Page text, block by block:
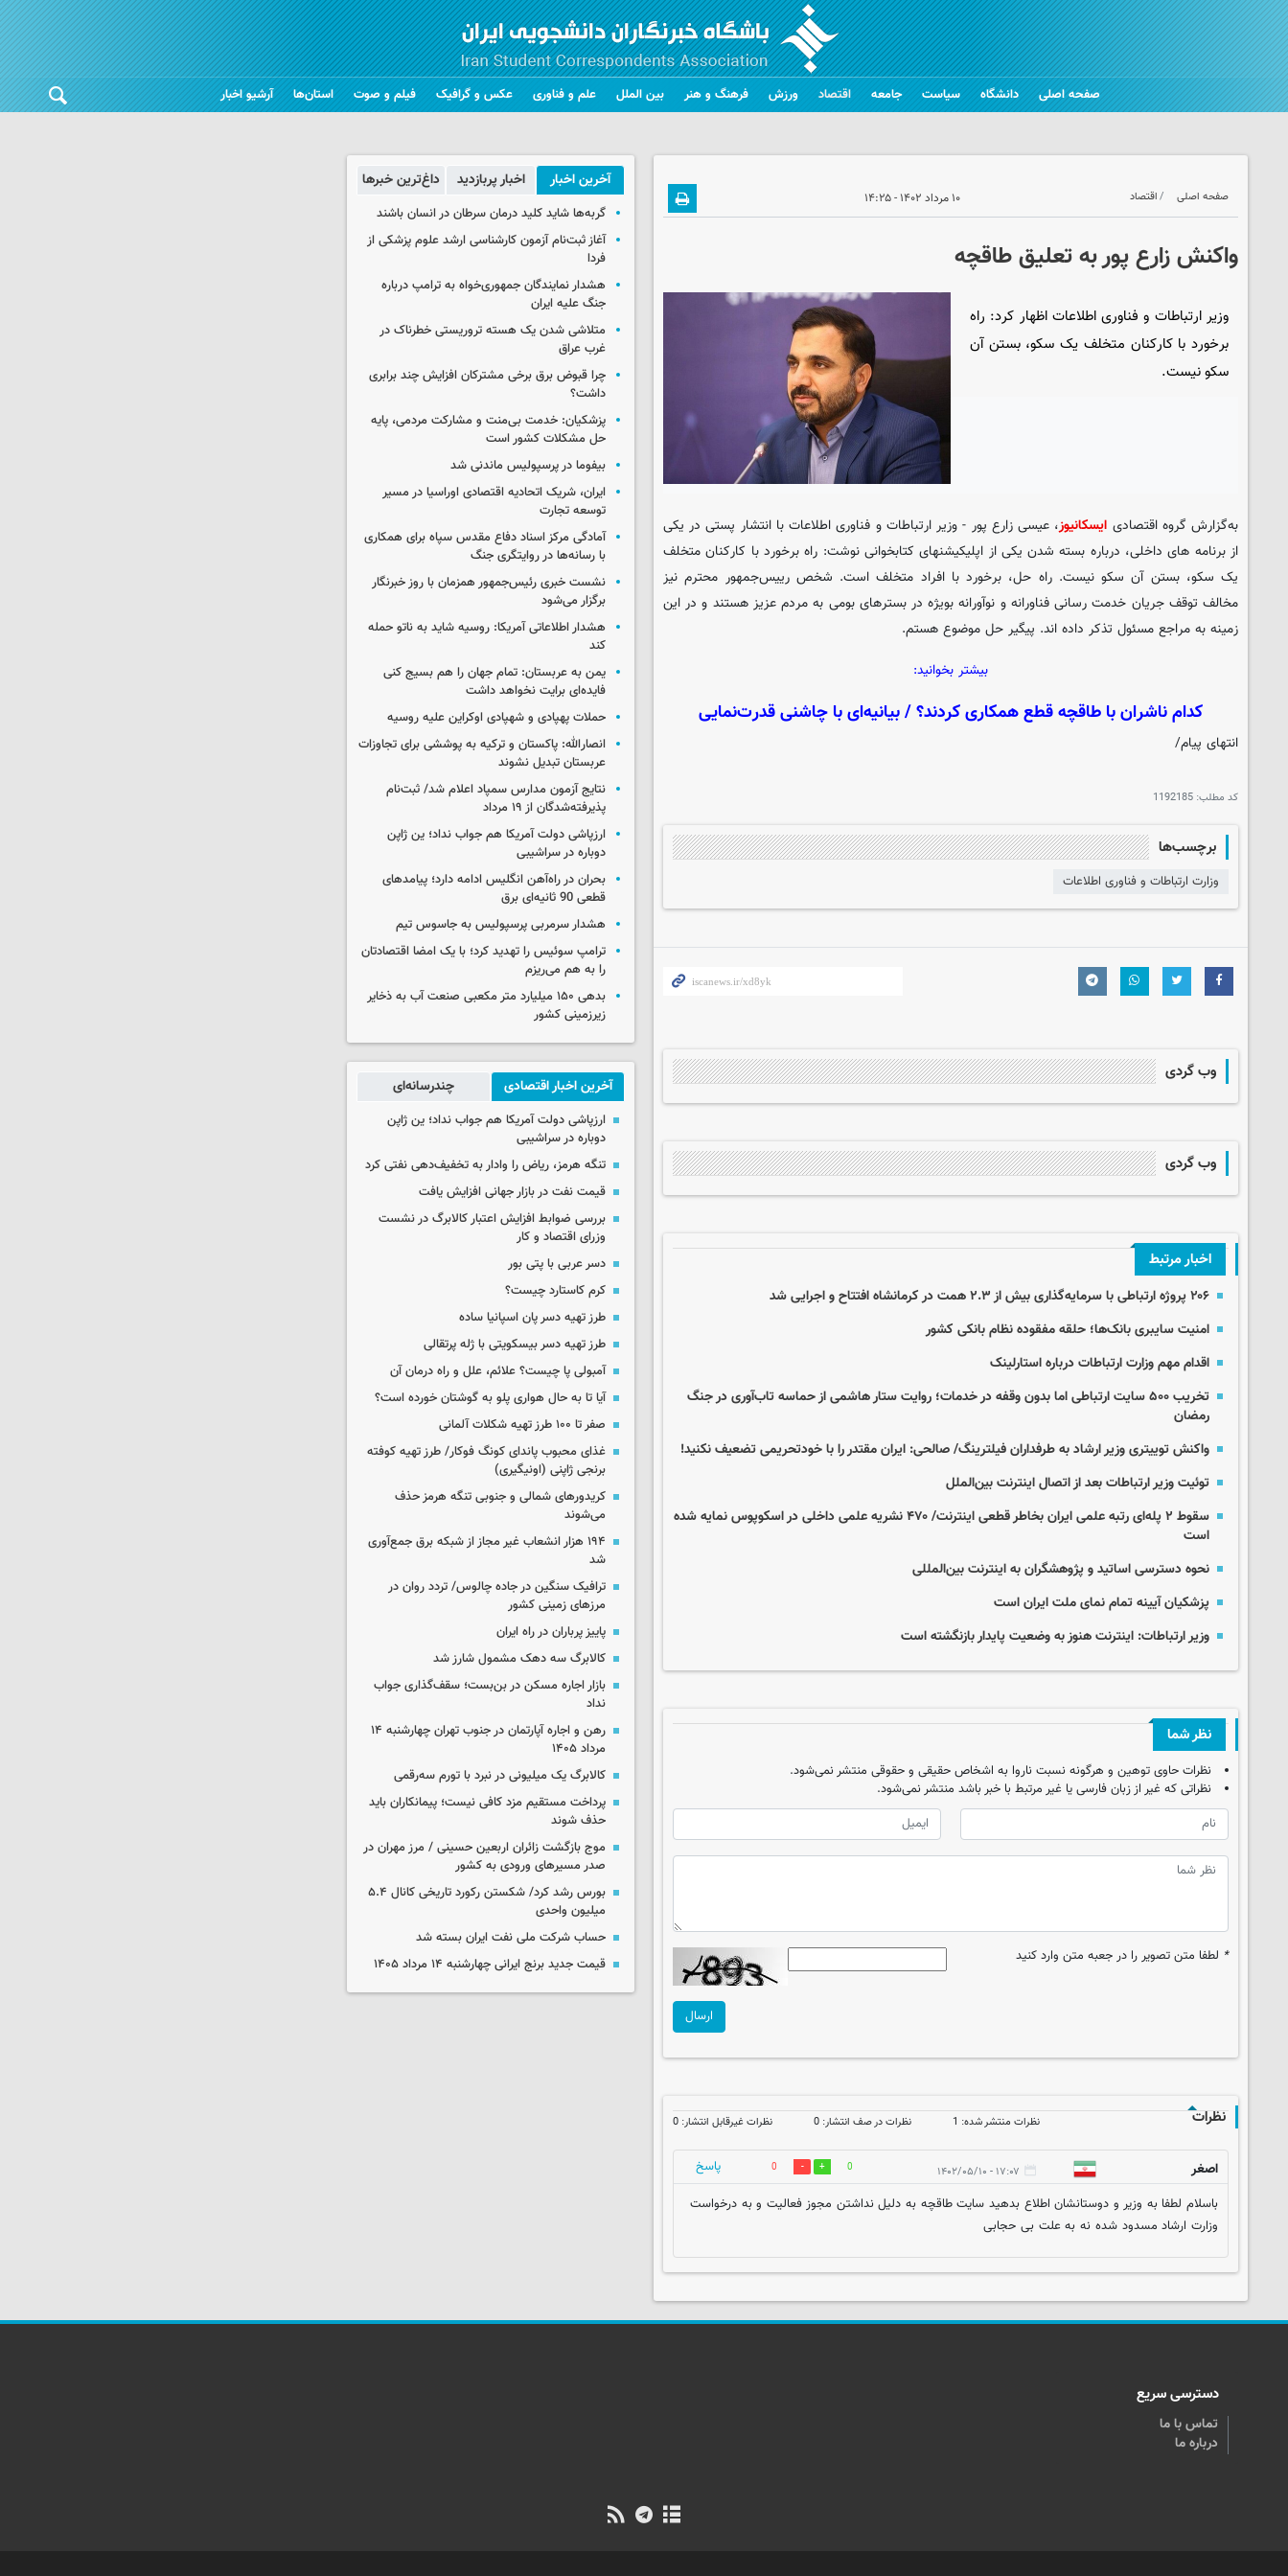
صفحه اصلی دانشگاه سیاست جامعه اقتصاد ورزش فرهنگ و هنر بین الملل علم و فناوری عکس و گرافیک فیلم و صوت استان‌ها آرشیو اخبار
صفحه اصلی اقتصاد ۱۰ مرداد ۱۴۰۲ - ۱۴:۲۵
واکنش زارع پور به تعلیق طاقچه
وزیر ارتباطات و فناوری اطلاعات اظهار کرد: راه
برخورد با کارکنان متخلف یک سکو، بستن آن
سکو نیست.
به‌گزارش گروه اقتصادی ایسکانیوز، عیسی زارع پور - وزیر ارتباطات و فناوری اطلاعات با انتشار پستی در یکی
از برنامه های داخلی، درباره بسته شدن یکی از اپلیکیشنهای کتابخوانی نوشت: راه برخورد با کارکنان متخلف
یک سکو، بستن آن سکو نیست. راه حل، برخورد با افراد متخلف است. شخص رییس‌جمهور محترم نیز
مخالف توقف جریان خدمت رسانی فناورانه و نوآورانه بویژه در بسترهای بومی به مردم عزیز هستند و در این
زمینه به مراجع مسئول تذکر داده اند. پیگیر حل موضوع هستم.
بیشتر بخوانید:
کدام ناشران با طاقچه قطع همکاری کردند؟ / بیانیه‌ای با چاشنی قدرت‌نمایی
انتهای پیام/
کد مطلب: 1192185
برچسب‌ها
وزارت ارتباطات و فناوری اطلاعات
وب گردی
وب گردی
اخبار مرتبط
۲۰۶ پروژه ارتباطی با سرمایه‌گذاری بیش از ۲.۳ همت در کرمانشاه افتتاح و اجرایی شد
امنیت سایبری بانک‌ها؛ حلقه مفقوده نظام بانکی کشور
اقدام مهم وزارت ارتباطات درباره استارلینک
تخریب ۵۰۰ سایت ارتباطی اما بدون وقفه در خدمات؛ روایت ستار هاشمی از حماسه تاب‌آوری در جنگ
رمضان
واکنش توییتری وزیر ارشاد به طرفداران فیلترینگ/ صالحی: ایران مقتدر را با خودتحریمی تضعیف نکنید!
توئیت وزیر ارتباطات بعد از اتصال اینترنت بین‌الملل
سقوط ۲ پله‌ای رتبه علمی ایران بخاطر قطعی اینترنت/ ۴۷۰ نشریه علمی داخلی در اسکوپوس نمایه شده
است
نحوه دسترسی اساتید و پژوهشگران به اینترنت بین‌المللی
پزشکیان آیینه تمام‌ نمای ملت ایران است
وزیر ارتباطات: اینترنت هنوز به وضعیت پایدار بازنگشته است
نظر شما
نظرات حاوی توهین و هرگونه نسبت ناروا به اشخاص حقیقی و حقوقی منتشر نمی‌شود.
نظراتی که غیر از زبان فارسی یا غیر مرتبط با خبر باشد منتشر نمی‌شود.
* لطفا متن تصویر را در جعبه متن وارد کنید
ارسال
نظرات نظرات منتشر شده: 1 نظرات در صف انتشار: 0 نظرات غیرقابل انتشار: 0
اصغر ۱۷:۰۷ - ۱۴۰۲/۰۵/۱۰ 0
0
پاسخ
باسلام لطفا به وزیر و دوستانشان اطلاع بدهید سایت طاقچه به دلیل نداشتن مجوز فعالیت و به درخواست
وزارت ارشاد مسدود شده نه به علت بی حجابی
آخرین اخبار اخبار پربازدید داغ‌ترین خبرها
گربه‌ها شاید کلید درمان سرطان در انسان باشند
آغاز ثبت‌نام‌ آزمون کارشناسی ارشد علوم پزشکی از
فردا
هشدار نمایندگان جمهوری‌خواه به ترامپ درباره
جنگ علیه ایران
متلاشی شدن یک هسته تروریستی خطرناک در
غرب عراق
چرا قبوض برق برخی مشترکان افزایش چند برابری
داشت؟
پزشکیان: خدمت بی‌منت و مشارکت مردمی، پایه
حل مشکلات کشور است
بیفوما در پرسپولیس ماندنی شد
ایران، شریک اتحادیه اقتصادی اوراسیا در مسیر
توسعه تجارت
آمادگی مرکز اسناد دفاع مقدس سپاه برای همکاری
با رسانه‌ها در روایتگری جنگ
نشست خبری رئیس‌جمهور همزمان با روز خبرنگار
برگزار می‌شود
هشدار اطلاعاتی آمریکا: روسیه شاید به ناتو حمله
کند
یمن به عربستان: تمام جهان را هم بسیج کنی
فایده‌ای برایت نخواهد داشت
حملات پهپادی و شهپادی اوکراین علیه روسیه
انصارالله: پاکستان و ترکیه به پوششی برای تجاوزات
عربستان تبدیل نشوند
نتایج آزمون مدارس سمپاد اعلام شد/ ثبت‌نام
پذیرفته‌شدگان از ۱۹ مرداد
ارزپاشی دولت آمریکا هم جواب نداد؛ ین ژاپن
دوباره در سراشیبی
بحران در راه‌آهن انگلیس ادامه دارد؛ پیامدهای
قطعی 90 ثانیه‌ای برق
هشدار سرمربی پرسپولیس به جاسوس تیم
ترامپ سوئیس را تهدید کرد؛ با یک امضا اقتصادتان
را به هم می‌ریزم
بدهی ۱۵۰ میلیارد متر مکعبی صنعت آب به ذخایر
زیرزمینی کشور
آخرین اخبار اقتصادی چندرسانه‌ای
ارزپاشی دولت آمریکا هم جواب نداد؛ ین ژاپن
دوباره در سراشیبی
تنگه هرمز، ریاض را وادار به تخفیف‌دهی نفتی کرد
قیمت نفت در بازار جهانی افزایش یافت
بررسی ضوابط افزایش اعتبار کالابرگ در نشست
وزرای اقتصاد و کار
دسر عربی با پتی بور
کرم کاستارد چیست؟
طرز تهیه دسر پان اسپانیا ساده
طرز تهیه دسر بیسکویتی با ژله پرتقالی
آمبولی پا چیست؟ علائم، علل و راه درمان آن
آیا تا به حال هواری پلو به گوشتان خورده است؟
صفر تا ۱۰۰ طرز تهیه شکلات آلمانی
غذای محبوب پاندای کونگ فوکار/ طرز تهیه کوفته
برنجی ژاپنی (اونیگیری)
کریدورهای شمالی و جنوبی تنگه هرمز حذف
می‌شوند
۱۹۴ هزار انشعاب غیر مجاز از شبکه برق جمع‌آوری
شد
ترافیک سنگین در جاده چالوس/ تردد روان در
مرزهای زمینی کشور
پاییز پرباران در راه ایران
کالابرگ سه دهک مشمول شارز شد
بازار اجاره مسکن در بن‌بست؛ سقف‌گذاری جواب
نداد
رهن و اجاره آپارتمان در جنوب تهران چهارشنبه ۱۴
مرداد ۱۴۰۵
کالابرگ یک میلیونی در نبرد با تورم سه‌رقمی
پرداخت مستقیم مزد کافی نیست؛ پیمانکاران باید
حذف شوند
موج بازگشت زائران اربعین حسینی / مرز مهران در
صدر مسیرهای ورودی به کشور
بورس رشد کرد/ شکستن رکورد تاریخی کانال ۵.۴
میلیون واحدی
حساب‌ شرکت ملی نفت ایران بسته شد
قیمت جدید برنج ایرانی چهارشنبه ۱۴ مرداد ۱۴۰۵
دسترسی سریع
تماس با ما
درباره ما